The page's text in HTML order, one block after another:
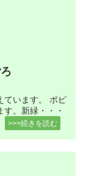
ています。 ポピ
。新緑・・・
>>>続きを読む